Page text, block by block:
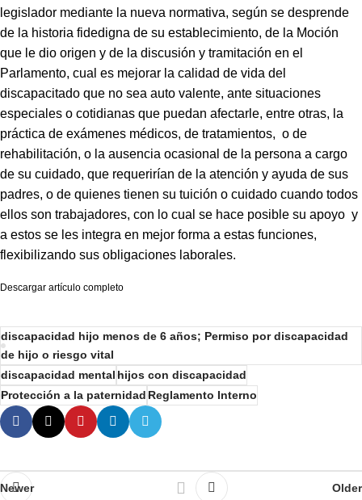
legislador mediante la nueva normativa, según se desprende
de la historia fidedigna de su establecimiento, de la Moción
que le dio origen y de la discusión y tramitación en el
Parlamento, cual es mejorar la calidad de vida del
discapacitado que no sea auto valente, ante situaciones
especiales o cotidianas que puedan afectarle, entre otras, la
práctica de exámenes médicos, de tratamientos, o de
rehabilitación, o la ausencia ocasional de la persona a cargo
de su cuidado, que requerirían de la atención y ayuda de sus
padres, o de quienes tienen su tuición o cuidado cuando todos
ellos son trabajadores, con lo cual se hace posible su apoyo y
a estos se les integra en mejor forma a estas funciones,
flexibilizando sus obligaciones laborales.
Descargar artículo completo
discapacidad hijo menos de 6 años; Permiso por discapacidad
de hijo o riesgo vital
discapacidad mentalhijos con discapacidad
Protección a la paternidadReglamento Interno
Newer Older